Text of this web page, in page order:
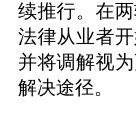
续推行。在
法律从业者
并将调解视
解决途径。